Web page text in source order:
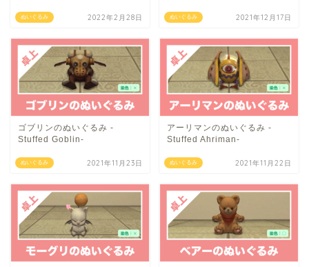
ぬいぐるみ 2022年2月28日 ぬいぐるみ 2021年12月17日
ぬいぐるみ
ゴブリンのぬいぐるみ -
Stuffed Goblin-
2021年11月23日 ぬいぐるみ
アーリマンのぬいぐるみ -
Stuffed Ahriman-
2021年11月22日